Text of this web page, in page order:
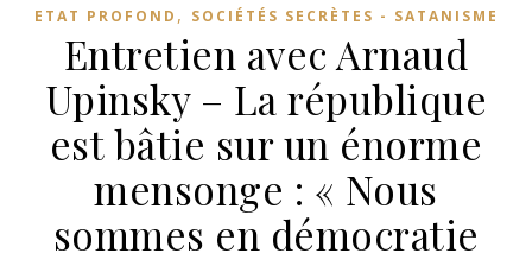
ETAT PROFOND , SOCIÉTÉS SECRÈTES - SATANISME
Entretien avec Arnaud
Upinsky – La république
est bâtie sur un énorme
mensonge : « Nous
sommes en démocratie